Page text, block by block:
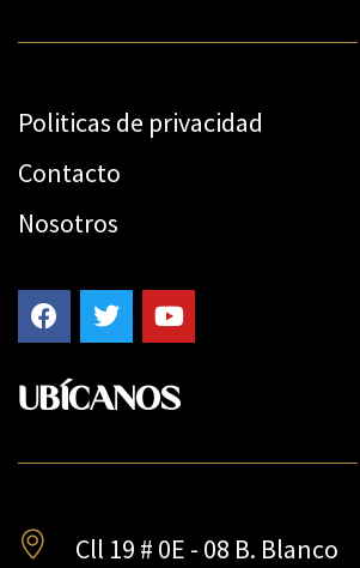
Politicas de privacidad
Contacto
Nosotros
UBÍCANOS
Cll 19 # 0E - 08 B. Blanco